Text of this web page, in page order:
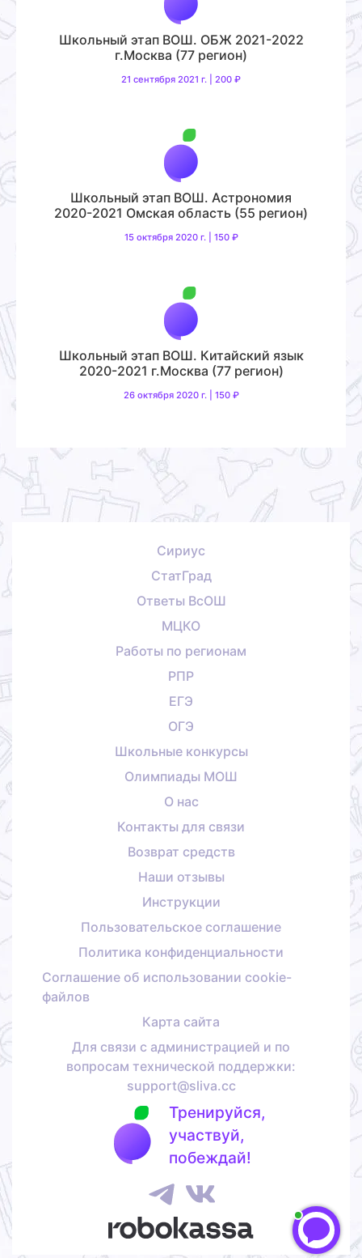
Школьный этап ВОШ. ОБЖ 2021-2022
г.Москва (77 регион)
21 сентября 2021 г. | 200 ₽
Школьный этап ВОШ. Астрономия
2020-2021 Омская область (55 регион)
15 октября 2020 г. | 150 ₽
Школьный этап ВОШ. Китайский язык
2020-2021 г.Москва (77 регион)
26 октября 2020 г. | 150 ₽
Сириус
СтатГрад
Ответы ВсОШ
МЦКО
Работы по регионам
РПР
ЕГЭ
ОГЭ
Школьные конкурсы
Олимпиады МОШ
О нас
Контакты для связи
Возврат средств
Наши отзывы
Инструкции
Пользовательское соглашение
Политика конфиденциальности
Соглашение об использовании cookie-
файлов
Карта сайта
Для связи с администрацией и по
вопросам технической поддержки:
support@sliva.cc
Тренируйся,
участвуй,
побеждай!